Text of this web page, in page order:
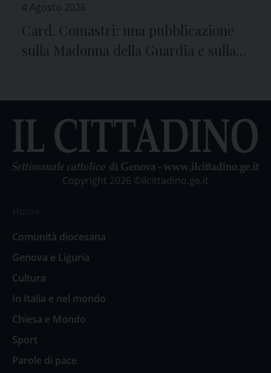
4 Agosto 2026
Card. Comastri: una pubblicazione
sulla Madonna della Guardia e sulla
Copyright 2026 ©ilcittadino.ge.it
Comunità diocesana
Genova e Liguria
Cultura
In Italia e nel mondo
Chiesa e Mondo
Sport
Parole di pace